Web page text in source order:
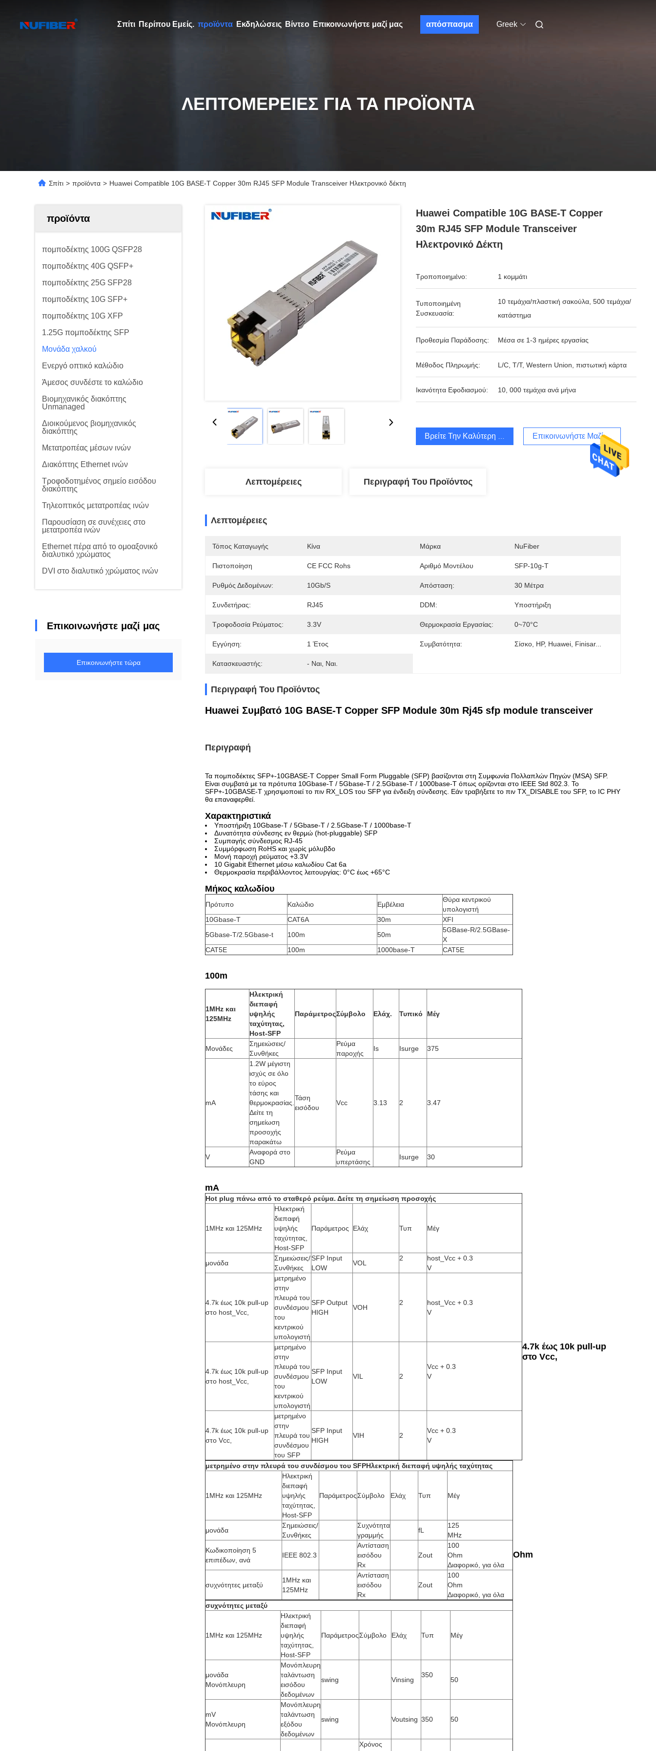
Σπίτι Περίπου Εμείς. προϊόντα Εκδηλώσεις Βίντεο Επικοινωνήστε μαζί μας απόσπασμα Greek
ΛΕΠΤΟΜΈΡΕΙΕΣ ΓΙΑ ΤΑ ΠΡΟΪΌΝΤΑ
Σπίτι > προϊόντα > Huawei Compatible 10G BASE-T Copper 30m RJ45 SFP Module Transceiver Ηλεκτρονικό δέκτη
προϊόντα
πομποδέκτης 100G QSFP28
πομποδέκτης 40G QSFP+
πομποδέκτης 25G SFP28
πομποδέκτης 10G SFP+
πομποδέκτης 10G XFP
1.25G πομποδέκτης SFP
Μονάδα χαλκού
Ενεργό οπτικό καλώδιο
Άμεσος συνδέστε το καλώδιο
Βιομηχανικός διακόπτης
Unmanaged
Διοικούμενος βιομηχανικός
διακόπτης
Μετατροπέας μέσων ινών
Διακόπτης Ethernet ινών
Τροφοδοτημένος σημείο εισόδου
διακόπτης
Τηλεοπτικός μετατροπέας ινών
Παρουσίαση σε συνέχειες στο
μετατροπέα ινών
Ethernet πέρα από το ομοαξονικό
διαλυτικό χρώματος
DVI στο διαλυτικό χρώματος ινών
Επικοινωνήστε μαζί μας
Επικοινωνήστε τώρα
Huawei Compatible 10G BASE-T Copper
30m RJ45 SFP Module Transceiver
Ηλεκτρονικό Δέκτη
Τροποποιημένο: 1 κομμάτι
Τυποποιημένη
Συσκευασία:
10 τεμάχια/πλαστική σακούλα, 500 τεμάχια/
κατάστημα
Προθεσμία Παράδοσης: Μέσα σε 1-3 ημέρες εργασίας
Μέθοδος Πληρωμής: L/C, T/T, Western Union, πιστωτική κάρτα
Ικανότητα Εφοδιασμού: 10, 000 τεμάχια ανά μήνα
Βρείτε Την Καλύτερη Τιμή Επικοινωνήστε Μαζί Μας
Λεπτομέρειες Περιγραφή Του Προϊόντος
Λεπτομέρειες
Τόπος Καταγωγής Κίνα Μάρκα NuFiber
Πιστοποίηση CE FCC Rohs Αριθμό Μοντέλου SFP-10g-Τ
Ρυθμός Δεδομένων: 10Gb/s Απόσταση: 30 Μέτρα
Συνδετήρας: RJ45 DDM: Υποστήριξη
Τροφοδοσία Ρεύματος: 3.3V Θερμοκρασία Εργασίας: 0~70°C
Εγγύηση: 1 Έτος Συμβατότητα: Σίσκο, HP, Huawei, Finisar...
Κατασκευαστής: - Ναι, Ναι.
Περιγραφή Του Προϊόντος
Huawei Συμβατό 10G BASE-T Copper SFP Module 30m Rj45 sfp module transceiver
Περιγραφή
Τα πομποδέκτες SFP+-10GBASE-T Copper Small Form Pluggable (SFP) βασίζονται στη Συμφωνία Πολλαπλών Πηγών (MSA) SFP.
Είναι συμβατά με τα πρότυπα 10Gbase-T / 5Gbase-T / 2.5Gbase-T / 1000base-T όπως ορίζονται στο IEEE Std 802.3. Το
SFP+-10GBASE-T χρησιμοποιεί το πιν RX_LOS του SFP για ένδειξη σύνδεσης. Εάν τραβήξετε το πιν TX_DISABLE του SFP, το IC PHY
θα επαναφερθεί.
Χαρακτηριστικά
Υποστήριξη 10Gbase-T / 5Gbase-T / 2.5Gbase-T / 1000base-T
Δυνατότητα σύνδεσης εν θερμώ (hot-pluggable) SFP
Συμπαγής σύνδεσμος RJ-45
Συμμόρφωση RoHS και χωρίς μόλυβδο
Μονή παροχή ρεύματος +3.3V
10 Gigabit Ethernet μέσω καλωδίου Cat 6a
Θερμοκρασία περιβάλλοντος λειτουργίας: 0°C έως +65°C
Μήκος καλωδίου
Πρότυπο Καλώδιο Εμβέλεια
Θύρα κεντρικού
υπολογιστή
10Gbase-T
CAT6A 30m
XFI
5Gbase-T/2.5Gbase-t
100m 50m
5GBase-R/2.5GBase-
X
CAT5E
100m 1000base-T CAT5E
100m
1MHz και
125MHz
Ηλεκτρική
διεπαφή
υψηλής
ταχύτητας,
Host-SFP
ΠαράμετροςΣύμβολο Ελάχ. Τυπικό Μέγ
Μονάδες
Σημειώσεις/
Συνθήκες
Ρεύμα
παροχής
Is Isurge 375
mA
1.2W μέγιστη
ισχύς σε όλο
το εύρος
τάσης και
θερμοκρασίας.
Δείτε τη
σημείωση
προσοχής
παρακάτω
Τάση
εισόδου
Vcc 3.13 2 3.47
V
Αναφορά στο
GND
Ρεύμα
υπερτάσης
Isurge 30
mA
Hot plug πάνω από το σταθερό ρεύμα. Δείτε τη σημείωση προσοχής
1MHz και 125MHz
Ηλεκτρική
διεπαφή
υψηλής
ταχύτητας,
Host-SFP
Παράμετρος Ελάχ Τυπ Μέγ
μονάδα
Σημειώσεις/
Συνθήκες
SFP Input
LOW
VOL
2
host_Vcc + 0.3
V
4.7k έως 10k pull-up
στο host_Vcc,
μετρημένο
στην
πλευρά του
συνδέσμου
του
κεντρικού
υπολογιστή
SFP Output
HIGH
VOH
2
host_Vcc + 0.3
V
4.7k έως 10k pull-up
στο host_Vcc,
μετρημένο
στην
πλευρά του
συνδέσμου
του
κεντρικού
υπολογιστή
SFP Input
LOW
VIL 2
Vcc + 0.3
V
4.7k έως 10k pull-up
στο Vcc,
μετρημένο
στην
πλευρά του
συνδέσμου
του SFP
SFP Input
HIGH
VIH 2
Vcc + 0.3
V
4.7k έως 10k pull-up
στο Vcc,
μετρημένο στην πλευρά του συνδέσμου του SFPΗλεκτρική διεπαφή υψηλής ταχύτητας
1MHz και 125MHz
Ηλεκτρική
διεπαφή
υψηλής
ταχύτητας,
Host-SFP
ΠαράμετροςΣύμβολο Ελάχ Τυπ Μέγ
μονάδα
Σημειώσεις/
Συνθήκες
Συχνότητα
γραμμής
fL
125
MHz
Κωδικοποίηση 5
επιπέδων, ανά
IEEE 802.3
Αντίσταση
εισόδου
Rx
Zout
100
Ohm
Διαφορικό, για όλα
συχνότητες μεταξύ
1MHz και
125MHz
Αντίσταση
εισόδου
Rx
Zout
100
Ohm
Διαφορικό, για όλα
συχνότητες μεταξύ
1MHz και 125MHz
Ηλεκτρική
διεπαφή
υψηλής
ταχύτητας,
Host-SFP
ΠαράμετροςΣύμβολο Ελάχ Τυπ Μέγ
μονάδα
Μονόπλευρη
Μονόπλευρη
ταλάντωση
εισόδου
δεδομένων
swing Vinsing
350
50
mV
Μονόπλευρη
Μονόπλευρη
ταλάντωση
εξόδου
δεδομένων
swing Voutsing 350 50
Χρόνος
Ohm